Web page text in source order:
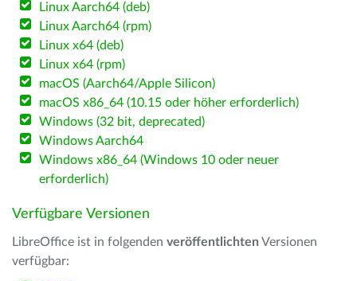
Linux Aarch64 (deb)
Linux Aarch64 (rpm)
Linux x64 (deb)
Linux x64 (rpm)
macOS (Aarch64/Apple Silicon)
macOS x86_64 (10.15 oder höher erforderlich)
Windows (32 bit, deprecated)
Windows Aarch64
Windows x86_64 (Windows 10 oder neuer
erforderlich)
Verfügbare Versionen
LibreOffice ist in folgenden veröffentlichten Versionen
verfügbar: